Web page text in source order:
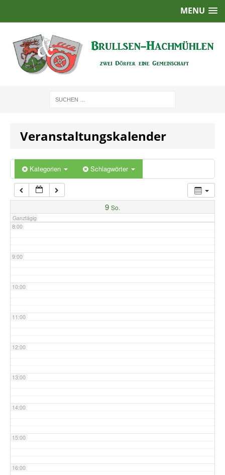
MENU
Veranstaltungskalender
Kategorien Schlagwörter
9 So.
Ganztägig
2:00
5:00
7:00
8:00
9:00
10:00
11:00
12:00
13:00
14:00
15:00
16:00